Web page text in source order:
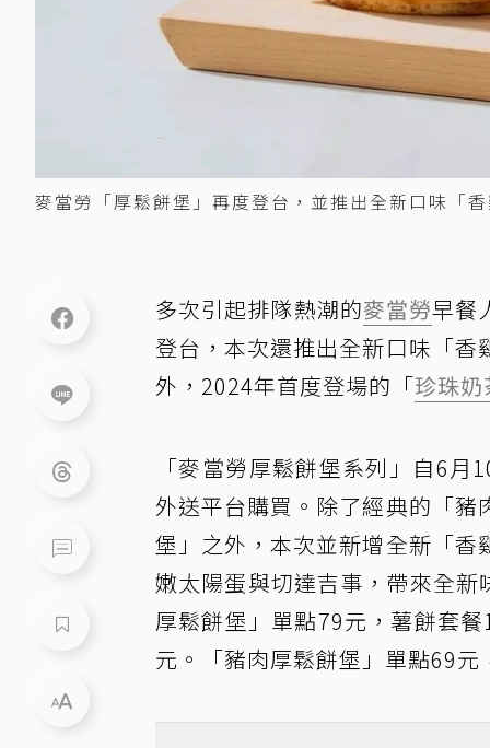
麥當勞「厚鬆餅堡」再度登台，並推出全新口味「
多次引起排隊熱潮的麥當勞早餐
登台，本次還推出全新口味「香
外，2024年首度登場的「珍珠奶
「麥當勞厚鬆餅堡系列」自6
外送平台購買。除了經典的「
堡」之外，本次並新增全新「
嫩太陽蛋與切達吉事，帶來全
厚鬆餅堡」單點79元，薯餅套
元。「豬肉厚鬆餅堡」單點69